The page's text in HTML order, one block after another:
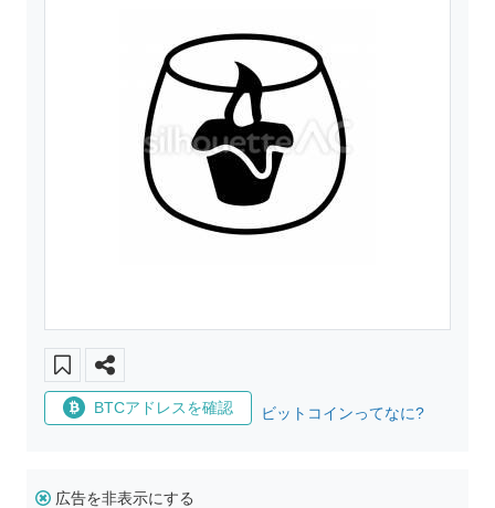
BTCアドレスを確認 ビットコインってなに?
広告を非表示にする